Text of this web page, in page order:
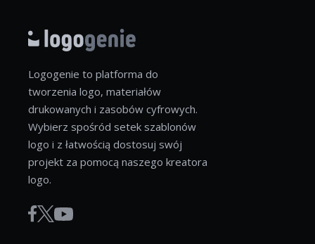
Logogenie to platforma do
tworzenia logo, materiałów
drukowanych i zasobów cyfrowych.
Wybierz spośród setek szablonów
logo i z łatwością dostosuj swój
projekt za pomocą naszego kreatora
logo.